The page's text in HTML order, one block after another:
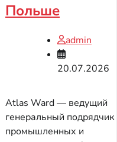
Польше
admin
20.07.2026
Atlas Ward — ведущий
генеральный подрядчик
промышленных и